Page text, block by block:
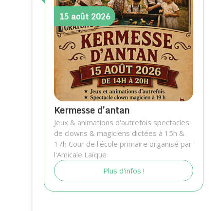
15 août 2026
Kermesse d’antan
Jeux & animations d'autrefois spectacles
de clowns & magiciens dictées à 15h &
17h Cour de l'école primaire organisé par
l'Amicale Laïque
Plus d'infos !